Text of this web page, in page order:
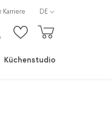
Küchenstudio
DE